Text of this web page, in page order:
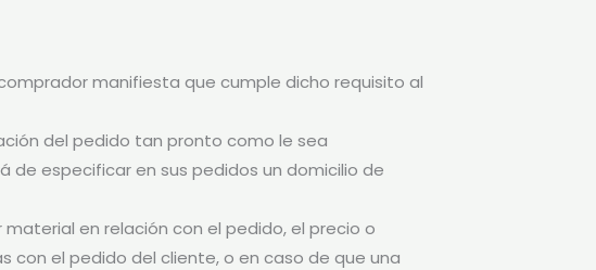
comprador manifiesta que cumple dicho requisito al
del pedido tan pronto como le sea
de especificar en sus pedidos un domicilio de
en relación con el pedido, el precio o
con el pedido del cliente, o en caso de que una